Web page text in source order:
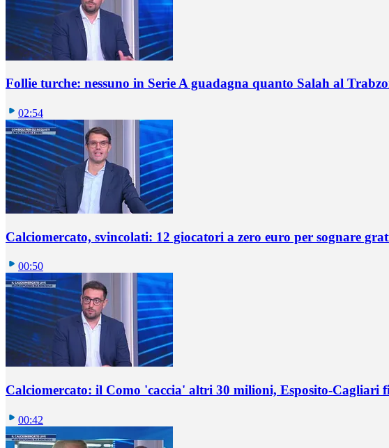
Follie turche: nessuno in Serie A guadagna quanto Salah al
02:54
Calciomercato, svincolati: 12 giocatori a zero euro per sognare
00:50
Calciomercato: il Como 'caccia' altri 30 milioni, Esposito-Cagliari
00:42